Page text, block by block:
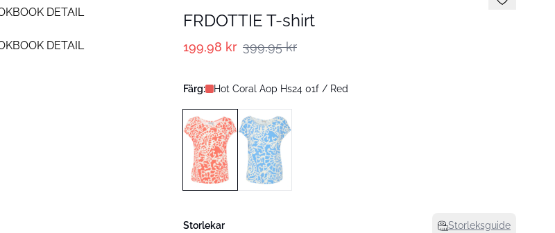
FRDOTTIE T-shirt
199,98 kr 399,95 kr
Färg: Hot Coral Aop Hs24 01f / Red
Storlekar Storleksguide